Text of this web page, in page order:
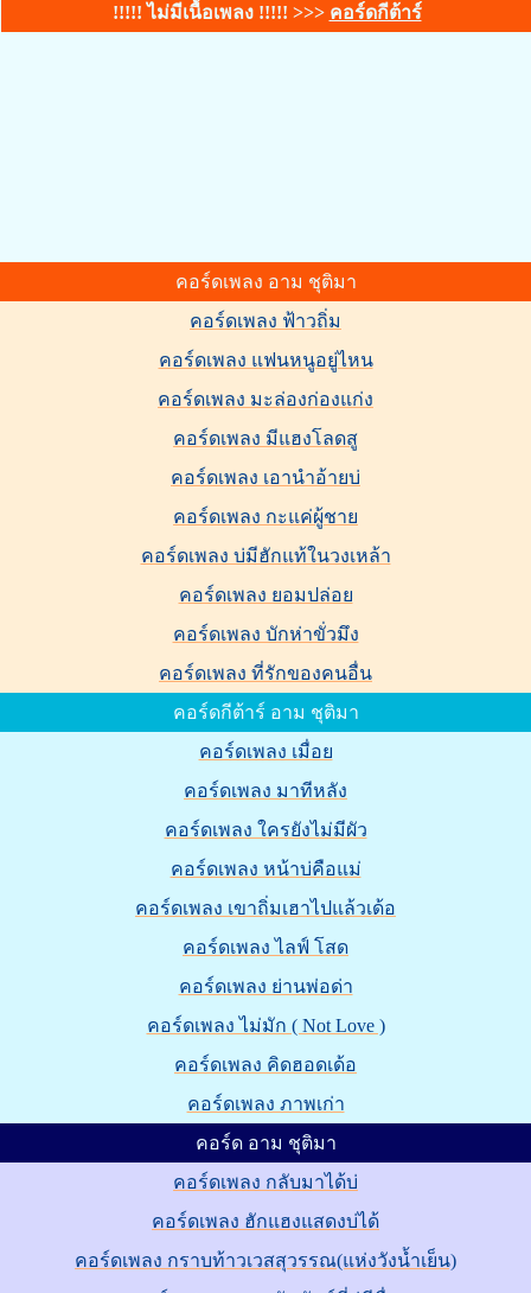
!!!!! ไม่มีเนื้อเพลง !!!!! >>> คอร์ดกีต้าร์
คอร์ดเพลง อาม ชุติมา
คอร์ดเพลง ฟ้าวถิ่ม
คอร์ดเพลง แฟนหนูอยู่ไหน
คอร์ดเพลง มะล่องก่องแก่ง
คอร์ดเพลง มีแฮงโลดสู
คอร์ดเพลง เอานำอ้ายบ่
คอร์ดเพลง กะแค่ผู้ชาย
คอร์ดเพลง บ่มีฮักแท้ในวงเหล้า
คอร์ดเพลง ยอมปล่อย
คอร์ดเพลง บักห่าขั่วมึง
คอร์ดเพลง ที่รักของคนอื่น
คอร์ดกีต้าร์ อาม ชุติมา
คอร์ดเพลง เมื่อย
คอร์ดเพลง มาทีหลัง
คอร์ดเพลง ใครยังไม่มีผัว
คอร์ดเพลง หน้าบ่คือแม่
คอร์ดเพลง เขาถิ่มเฮาไปแล้วเด้อ
คอร์ดเพลง ไลฟ์ โสด
คอร์ดเพลง ย่านพ่อด่า
คอร์ดเพลง ไม่มัก ( Not Love )
คอร์ดเพลง คิดฮอดเด้อ
คอร์ดเพลง ภาพเก่า
คอร์ด อาม ชุติมา
คอร์ดเพลง กลับมาได้บ่
คอร์ดเพลง ฮักแฮงแสดงบ่ได้
คอร์ดเพลง กราบท้าวเวสสุวรรณ(แห่งวังน้ำเย็น)